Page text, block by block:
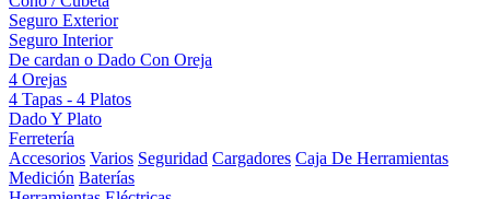
Seguro Exterior
Seguro Interior
De cardan o Dado Con Oreja
4 Orejas
4 Tapas - 4 Platos
Dado Y Plato
Ferretería
Accesorios Varios Seguridad Cargadores Caja De Herramientas
Medición Baterías